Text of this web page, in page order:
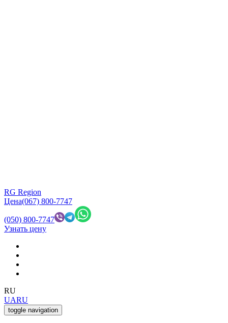
RG Region
Цена(067) 800-7747
(050) 800-7747
Узнать цену
RU
UARU
toggle navigation